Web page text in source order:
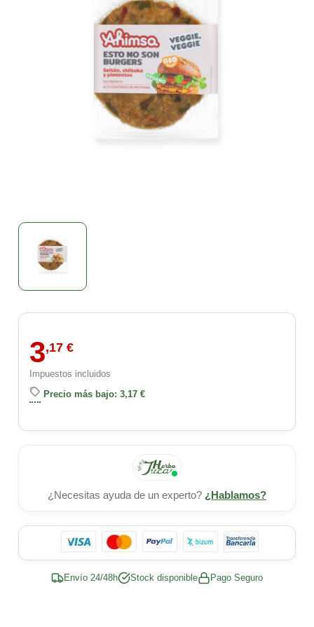
3,17 €
Impuestos incluidos
Precio más bajo: 3,17 €
¿Necesitas ayuda de un experto? ¿Hablamos?
Envío 24/48h Stock disponible Pago Seguro